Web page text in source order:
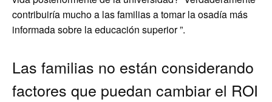
contribuiría mucho a las familias a tomar la osadía más
informada sobre la educación superior ”.
Las familias no están considerando
factores que puedan cambiar el ROI